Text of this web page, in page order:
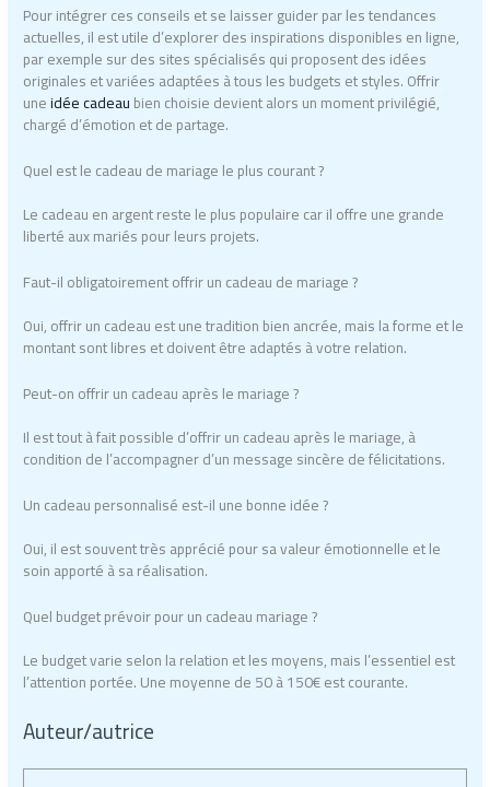
Pour intégrer ces conseils et se laisser guider par les tendances
actuelles, il est utile d’explorer des inspirations disponibles en ligne,
par exemple sur des sites spécialisés qui proposent des idées
originales et variées adaptées à tous les budgets et styles. Offrir
uneidée cadeaubien choisie devient alors un moment privilégié,
chargé d’émotion et de partage.
Quel est le cadeau de mariage le plus courant ?
Le cadeau en argent reste le plus populaire car il offre une grande
liberté aux mariés pour leurs projets.
Faut-il obligatoirement offrir un cadeau de mariage ?
Oui, offrir un cadeau est une tradition bien ancrée, mais la forme et le
montant sont libres et doivent être adaptés à votre relation.
Peut-on offrir un cadeau après le mariage ?
Il est tout à fait possible d’offrir un cadeau après le mariage, à
condition de l’accompagner d’un message sincère de félicitations.
Un cadeau personnalisé est-il une bonne idée ?
Oui, il est souvent très apprécié pour sa valeur émotionnelle et le
soin apporté à sa réalisation.
Quel budget prévoir pour un cadeau mariage ?
Le budget varie selon la relation et les moyens, mais l’essentiel est
l’attention portée. Une moyenne de 50 à 150€ est courante.
Auteur/autrice